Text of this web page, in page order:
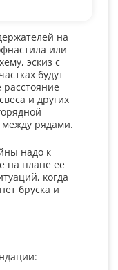
на
или
эскиз с
будут
и других
между рядами.
надо к
на плане ее
когда
бруска и